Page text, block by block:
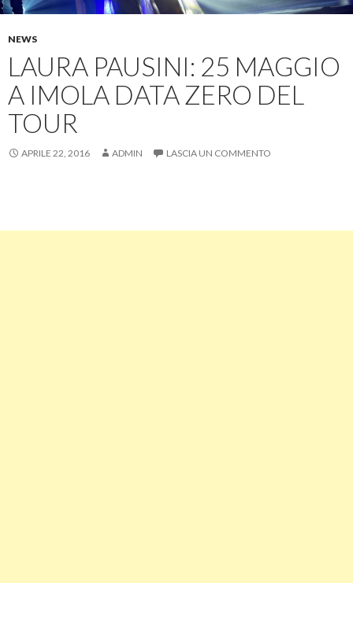
NEWS
LAURA PAUSINI: 25 MAGGIO
A IMOLA DATA ZERO DEL
TOUR
APRILE 22, 2016 ADMIN LASCIA UN COMMENTO